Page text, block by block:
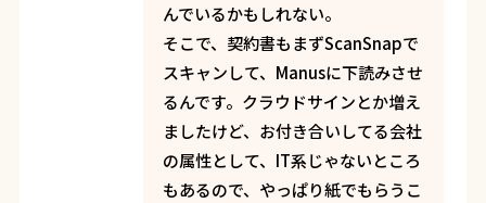
んでいるかもしれない。
そこで、契約書もまずScanSnapで
スキャンして、Manusに下読みさせ
るんです。クラウドサインとか増え
ましたけど、お付き合いしてる会社
の属性として、IT系じゃないところ
もあるので、やっぱり紙でもらうこ